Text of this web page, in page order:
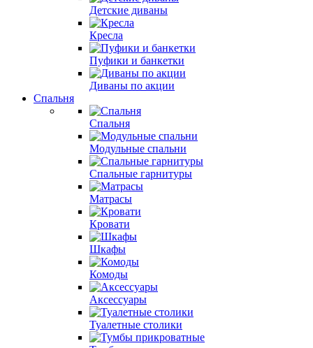
Детские диваны
Кресла
Пуфики и банкетки
Диваны по акции
Спальня
Спальня
Модульные спальни
Спальные гарнитуры
Матрасы
Кровати
Шкафы
Комоды
Аксессуары
Туалетные столики